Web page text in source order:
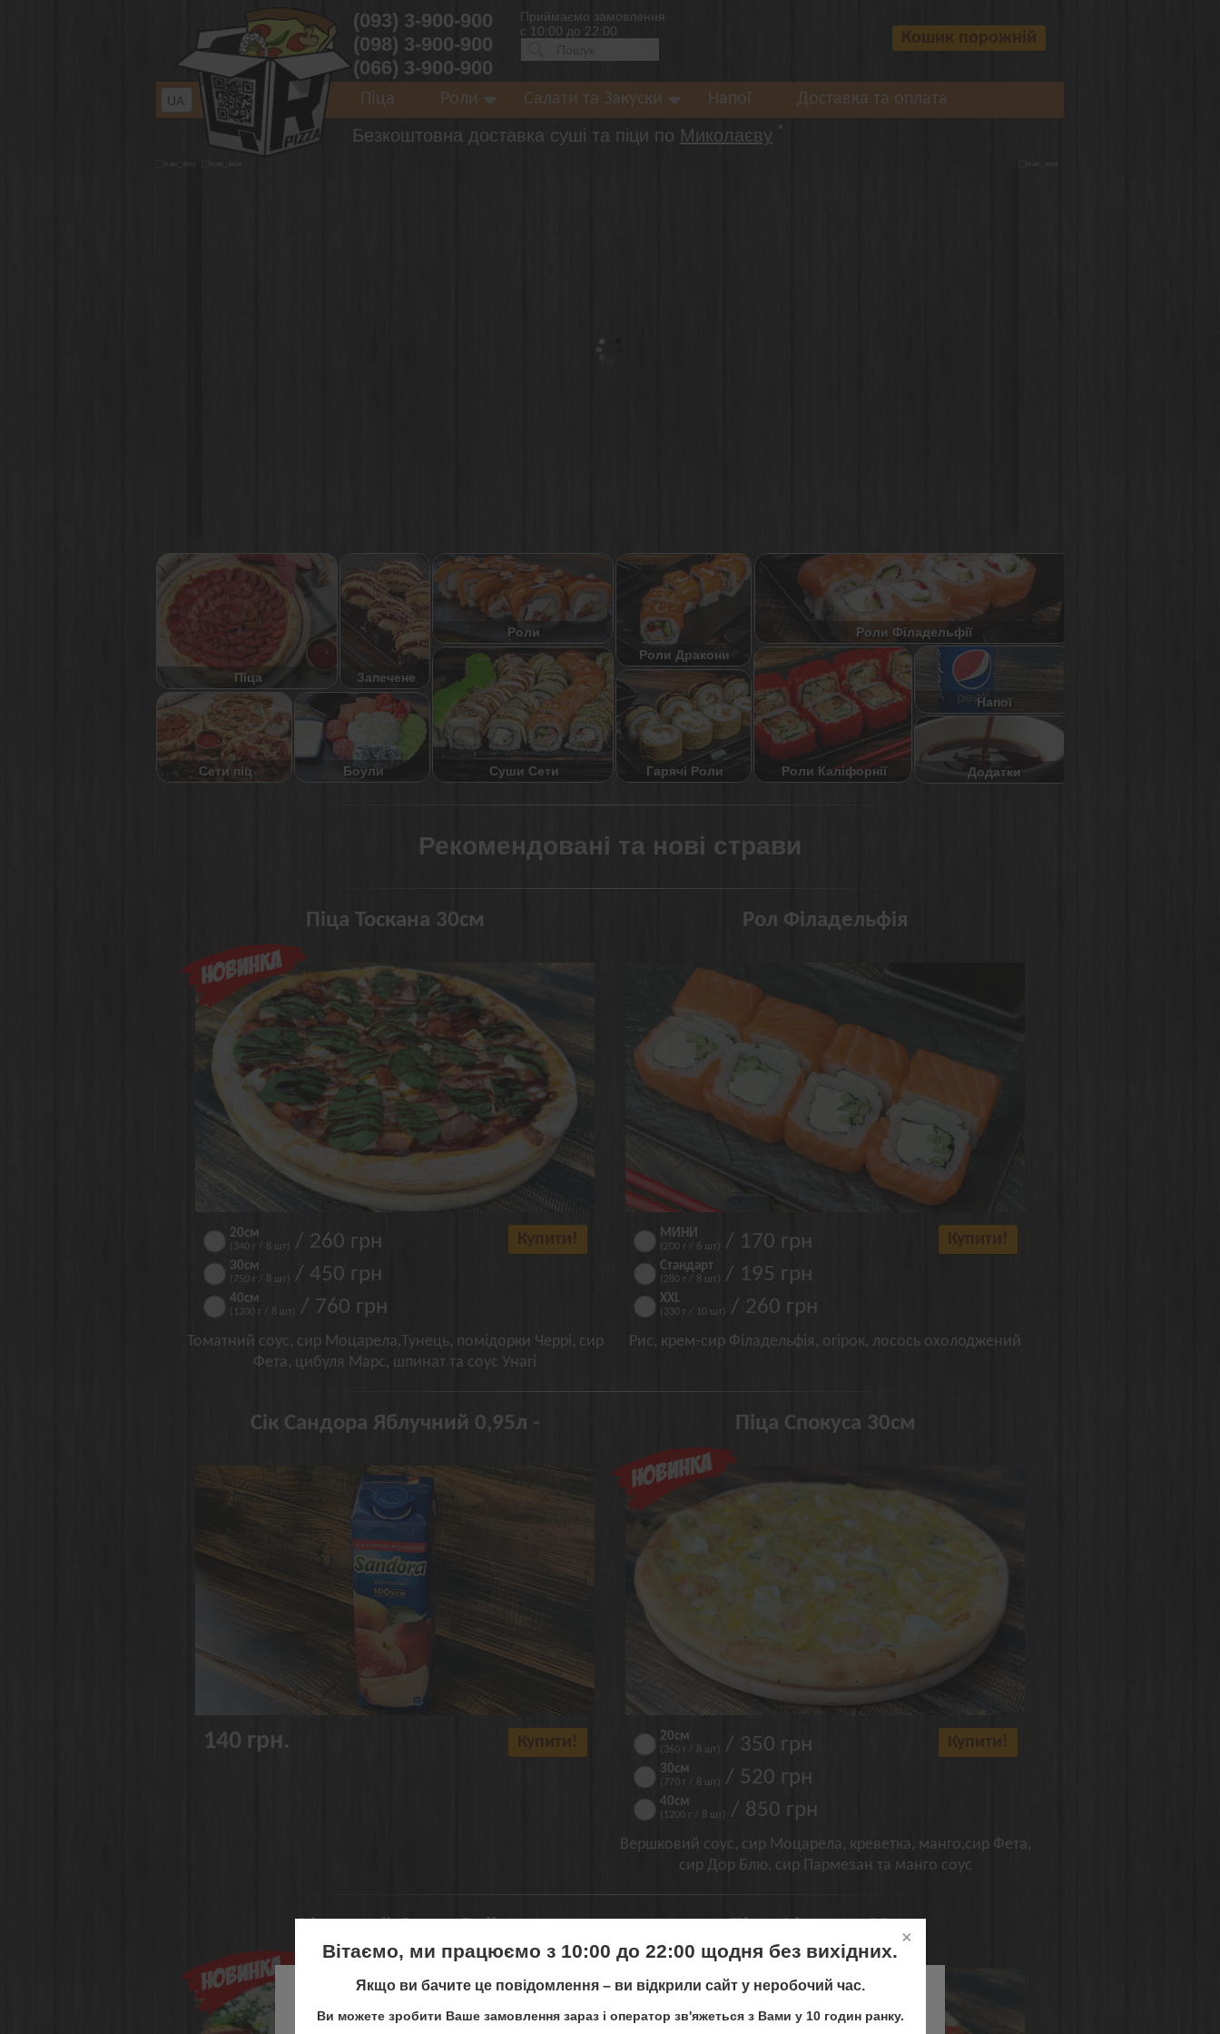
Вітаємо, ми працюємо з 10:00 до 22:00 щодня без вихідних.
Якщо ви бачите це повідомлення – ви відкрили сайт у неробочий час.
Ви можете зробити Ваше замовлення зараз і оператор зв'яжеться з Вами у 10 годин ранку.
На жаль, ми більше не працюємо в місті Одеса :(
(093) 3-900-900
(098) 3-900-900
(066) 3-900-900
Приймаємо замовлення
с 10:00 до 22:00
Піца Роли Салати та Закуски Напої Доставка та оплата
Безкоштовна доставка суші та піци по Миколаєву *
UA
Піца Запечене
Роли
Роли Дракони
Роли Філадельфії
Сети піц Боули Суши Сети Гарячі Роли Роли Каліфорнії
Напої
Додатки
Рекомендовані та нові страви
Піца Тоскана 30см
20см
(340 г / 8 шт) / 260 грн
30см
(750 г / 8 шт) / 450 грн
40см
(1200 г / 8 шт) / 760 грн
Томатний соус, сир Моцарела,Тунець, помідорки Черрі, сир
Фета, цибуля Марс, шпинат та соус Унагі
Рол Філадельфія
МИНИ
(200 г / 6 шт) / 170 грн
Стандарт
(280 г / 8 шт) / 195 грн
XXL
(330 г / 10 шт) / 260 грн
Рис, крем-сир Філадельфія, огірок, лосось охолоджений
Сік Сандора Яблучний 0,95л -
140 грн.
Піца Спокуса 30см
20см
(360 г / 8 шт) / 350 грн
30см
(770 г / 8 шт) / 520 грн
40см
(1200 г / 8 шт) / 850 грн
Вершковий соус, сир Моцарела, креветка, манго,сир Фета,
сир Дор Блю, сир Пармезан та манго соус
Фірмовий Green Roll Піца Фірмова 30 см